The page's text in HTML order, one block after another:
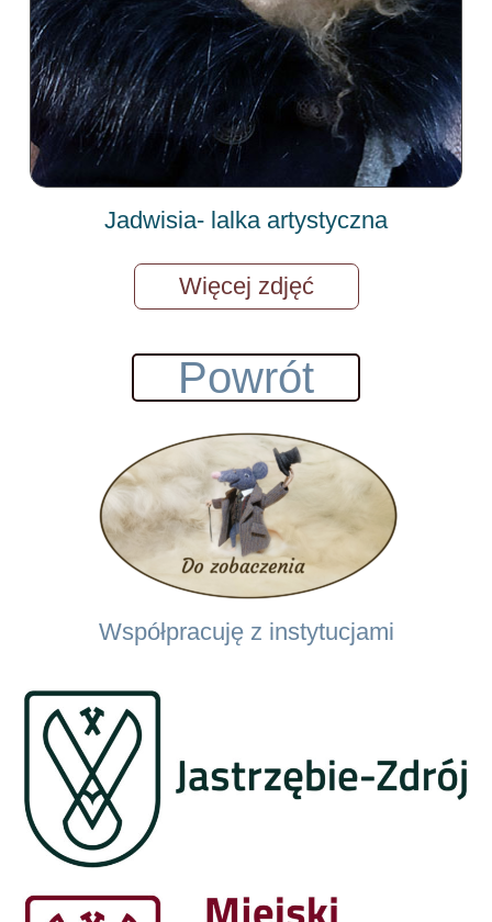
Jadwisia- lalka artystyczna
Więcej zdjęć
Powrót
Współpracuję z instytucjami